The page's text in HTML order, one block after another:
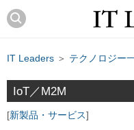
IT Leaders ＞ テクノロジー
IoT／M2M
新製品・サービス